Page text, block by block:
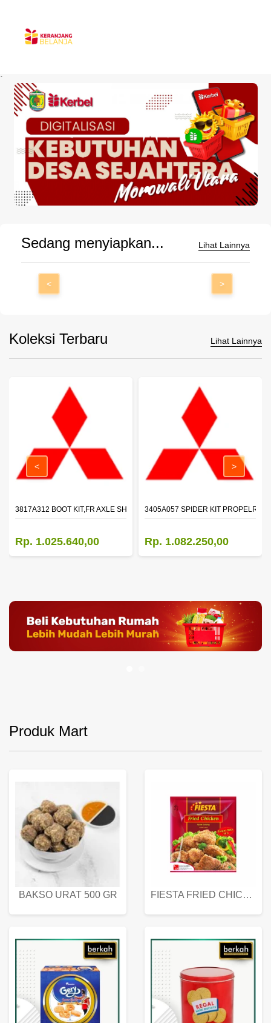
`
Sedang menyiapkan... Lihat Lainnya
< >
Koleksi Terbaru Lihat Lainnya
- TRITON - PAJERO
3817A312 BOOT KIT,FR AXLE SHAFT,LH
Rp. 1.025.640,00
3405A057 SPIDER KIT PROPELR
Rp. 1.082.250,00
< >
Produk Mart
BAKSO URAT 500 GR FIESTA FRIED CHICKEN 500 GR